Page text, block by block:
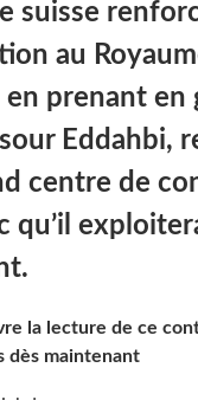
suisse
au
prenant en
Eddahbi,
centre de
qu’il
la lecture de ce
dès maintenant